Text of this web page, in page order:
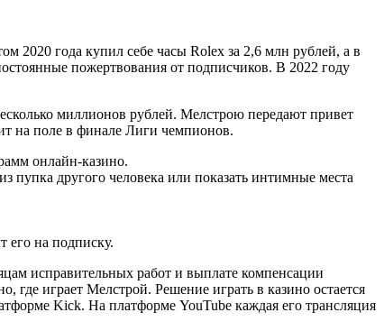
2020 года купил себе часы Rolex за 2,6 млн рублей, а в
пожертвования от подписчиков. В 2022 году
миллионов рублей. Мелстрою передают привет
на поле в финале Лиги чемпионов.
онлайн-казино.
другого человека или показать интимные места
его на подписку.
исправительных работ и выплате компенсации
играет Мелстрой. Решение играть в казино остается
Kick. На платформе YouTube каждая его трансляция